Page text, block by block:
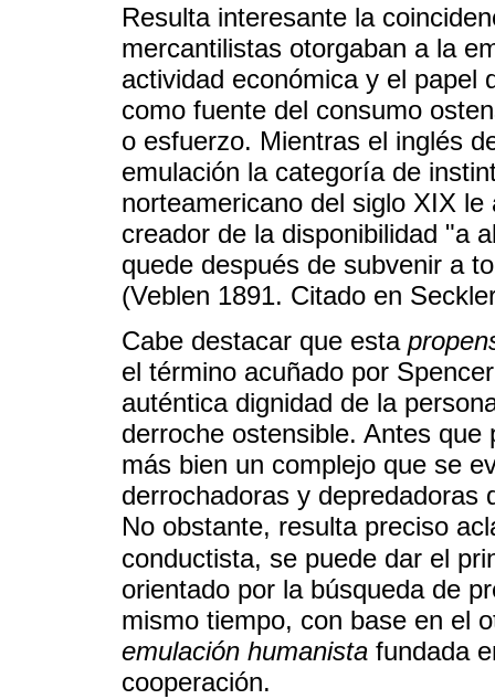
Resulta interesante la
mercantilistas otorgaban a la
actividad económica y el papel
como fuente del consumo
o esfuerzo. Mientras el inglés
emulación la categoría de
norteamericano del siglo XIX
creador de la disponibilidad "a
quede después de subvenir a
(Veblen 1891. Citado en
Cabe destacar que esta
el término acuñado por
auténtica dignidad de la
derroche ostensible. Antes
más bien un complejo que se
derrochadoras y depredadoras
No obstante, resulta preciso
conductista, se puede dar el
orientado por la búsqueda de
mismo tiempo, con base en el
emulación humanista fundada
cooperación.